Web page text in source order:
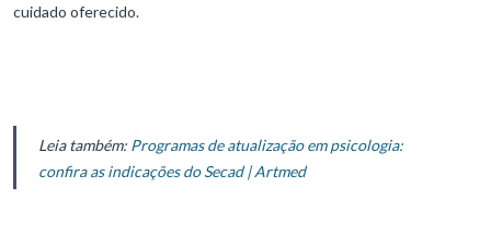
cuidado oferecido.
Leia também: Programas de atualização em psicologia:
confira as indicações do Secad | Artmed